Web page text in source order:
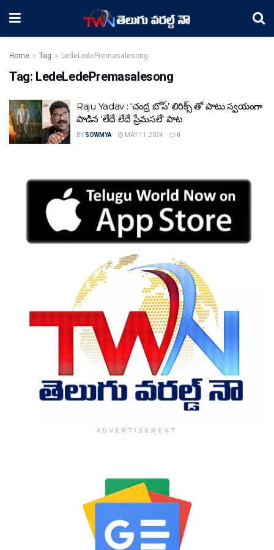
Home Tag LedeLedePremasalesong
Tag: LedeLedePremasalesong
Raju Yadav : ‘చంద్ర బోస్’ లిరిక్స్ తో పాటు స్వయంగా
పాడిన ‘లేదే లేదే ప్రేమసలే’ పాట
BY SOWMYA MAY 11, 2024 0
ADVERTISEMENT